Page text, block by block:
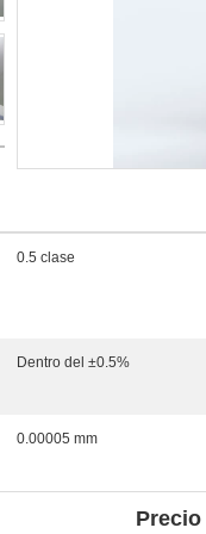
0.5 clase
Dentro del ±0.5%
0.00005 mm